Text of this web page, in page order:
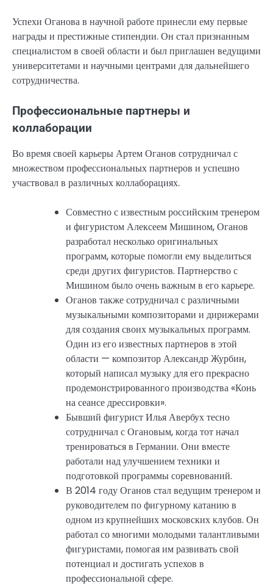
Успехи Оганова в научной работе принесли ему первые
награды и престижные стипендии. Он стал признанным
специалистом в своей области и был приглашен ведущими
университетами и научными центрами для дальнейшего
сотрудничества.
Профессиональные партнеры и
коллаборации
Во время своей карьеры Артем Оганов сотрудничал с
множеством профессиональных партнеров и успешно
участвовал в различных коллаборациях.
Совместно с известным российским тренером
и фигуристом Алексеем Мишином, Оганов
разработал несколько оригинальных
программ, которые помогли ему выделиться
среди других фигуристов. Партнерство с
Мишином было очень важным в его карьере.
Оганов также сотрудничал с различными
музыкальными композиторами и дирижерами
для создания своих музыкальных программ.
Один из его известных партнеров в этой
области — композитор Александр Журбин,
который написал музыку для его прекрасно
продемонстрированного производства «Конь
на сеансе дрессировки».
Бывший фигурист Илья Авербух тесно
сотрудничал с Огановым, когда тот начал
тренироваться в Германии. Они вместе
работали над улучшением техники и
подготовкой программы соревнований.
В 2014 году Оганов стал ведущим тренером и
руководителем по фигурному катанию в
одном из крупнейших московских клубов. Он
работал со многими молодыми талантливыми
фигуристами, помогая им развивать свой
потенциал и достигать успехов в
профессиональной сфере.